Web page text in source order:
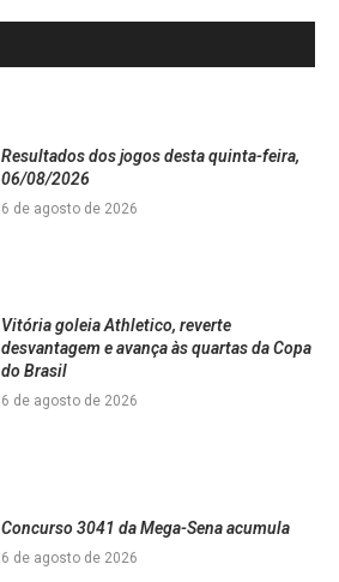
Resultados dos jogos desta quinta-feira,
06/08/2026
6 de agosto de 2026
Vitória goleia Athletico, reverte
desvantagem e avança às quartas da Copa
do Brasil
6 de agosto de 2026
Concurso 3041 da Mega-Sena acumula
6 de agosto de 2026